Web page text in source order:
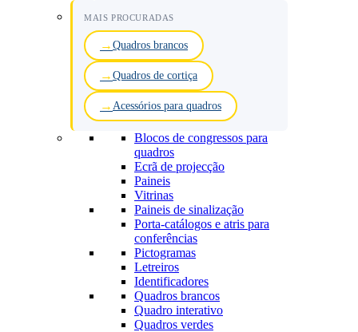
MAIS PROCURADAS
Quadros brancos
Quadros de cortiça
Acessórios para quadros
Blocos de congressos para
quadros
Ecrã de projecção
Paineis
Vitrinas
Paineis de sinalização
Porta-catálogos e atris para
conferências
Pictogramas
Letreiros
Identificadores
Quadros brancos
Quadro interativo
Quadros verdes